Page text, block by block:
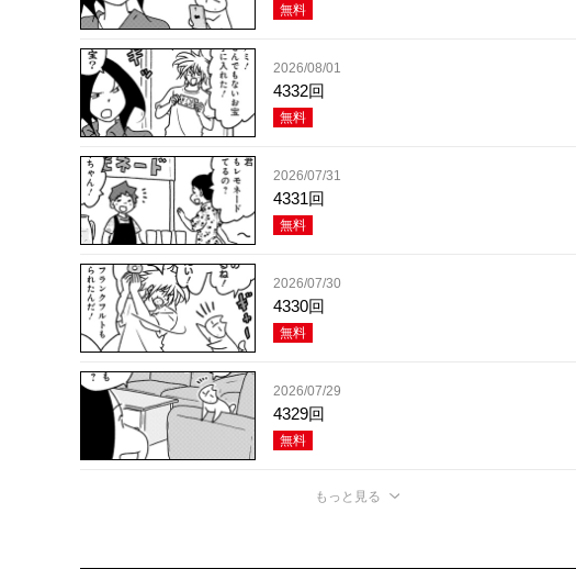
無料
2026/08/01
4332回
無料
2026/07/31
4331回
無料
2026/07/30
4330回
無料
2026/07/29
4329回
無料
もっと見る